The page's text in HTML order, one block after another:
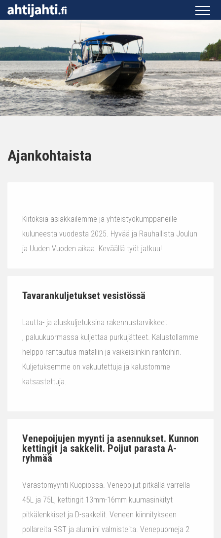
Ajankohtaista
Kiitoksia asiakkailemme ja yhteistyökumppaneille
kuluneesta vuodesta 2025. Hyvää ja Rauhallista Joulun
ja Uuden Vuoden aikaa. Keväällä työt jatkuu!
Tavarankuljetukset vesistössä
Lautta- ja aluskuljetuksina rakennustarvikkeet
, paluukuormassa kuljettaa purkujätteet. Kalustollamme
helppo rantautua mataliin ja vaikeisiinkin rantoihin.
Kuljetuksemme on vakuutettuja ja kalustomme
katsastettuja.
Venepoijujen myynti ja asennukset. Kunnon
kettingit ja sakkelit. Poijut parasta A-
ryhmää
Varastomyynti Kuopiossa. Venepoijut pitkällä varrella
45L ja 75L, kettingit 13mm-16mm kuumasinkityt
pitkälenkkiset ja D-sakkelit. Veneen kiinnitykseen
pollareita RST ja alumiini valmisteita. Venepuomeja 2